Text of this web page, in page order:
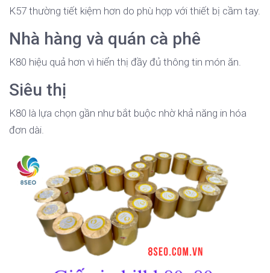
K57 thường tiết kiệm hơn do phù hợp với thiết bị cầm tay.
Nhà hàng và quán cà phê
K80 hiệu quả hơn vì hiển thị đầy đủ thông tin món ăn.
Siêu thị
K80 là lựa chọn gần như bắt buộc nhờ khả năng in hóa
đơn dài.